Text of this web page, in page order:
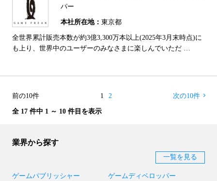
パー
本社所在地： 東京都
全世界累計販売本数が約3億3,300万本以上(2025年3月末時点)に
も上り、世界中のユーザーのみなさまに楽しんでいただ …
前の10件 1 2 次の10件
全 17 件中 1 ～ 10 件目を表示
業界から探す
一覧を見る
ゲームパブリッシャー ゲームディベロッパー